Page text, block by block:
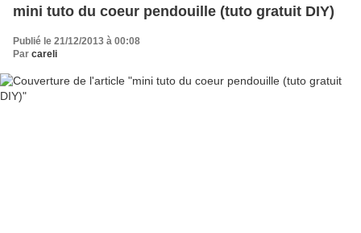
mini tuto du coeur pendouille (tuto gratuit DIY)
Publié le 21/12/2013 à 00:08
Par careli